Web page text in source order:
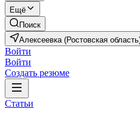
Ещё
Поиск
Алексеевка (Ростовская
Войти
Войти
Создать резюме
Статьи